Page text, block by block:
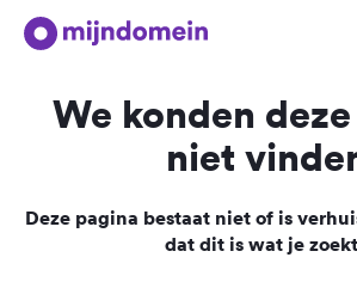
We konden
niet
Deze pagina bestaat niet of is
dat dit is wat je